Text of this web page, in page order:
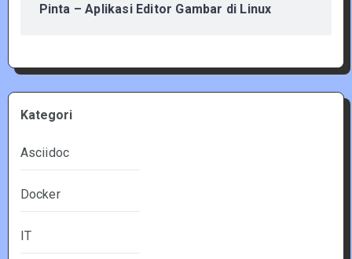
Pinta – Aplikasi Editor Gambar di Linux
Kategori
Asciidoc
Docker
IT